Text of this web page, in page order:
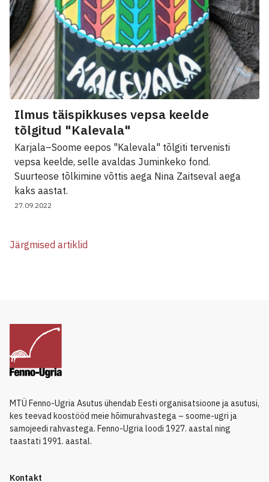
Ilmus täispikkuses vepsa keelde
tõlgitud "Kalevala"
Karjala–Soome eepos "Kalevala" tõlgiti tervenisti
vepsa keelde, selle avaldas Juminkeko fond.
Suurteose tõlkimine võttis aega Nina Zaitseval aega
kaks aastat.
27.09.2022
Järgmised artiklid
MTÜ Fenno-Ugria Asutus ühendab Eesti organisatsioone ja asutusi,
kes teevad koostööd meie hõimurahvastega – soome-ugri ja
samojeedi rahvastega. Fenno-Ugria loodi 1927. aastal ning
taastati 1991. aastal.
Kontakt